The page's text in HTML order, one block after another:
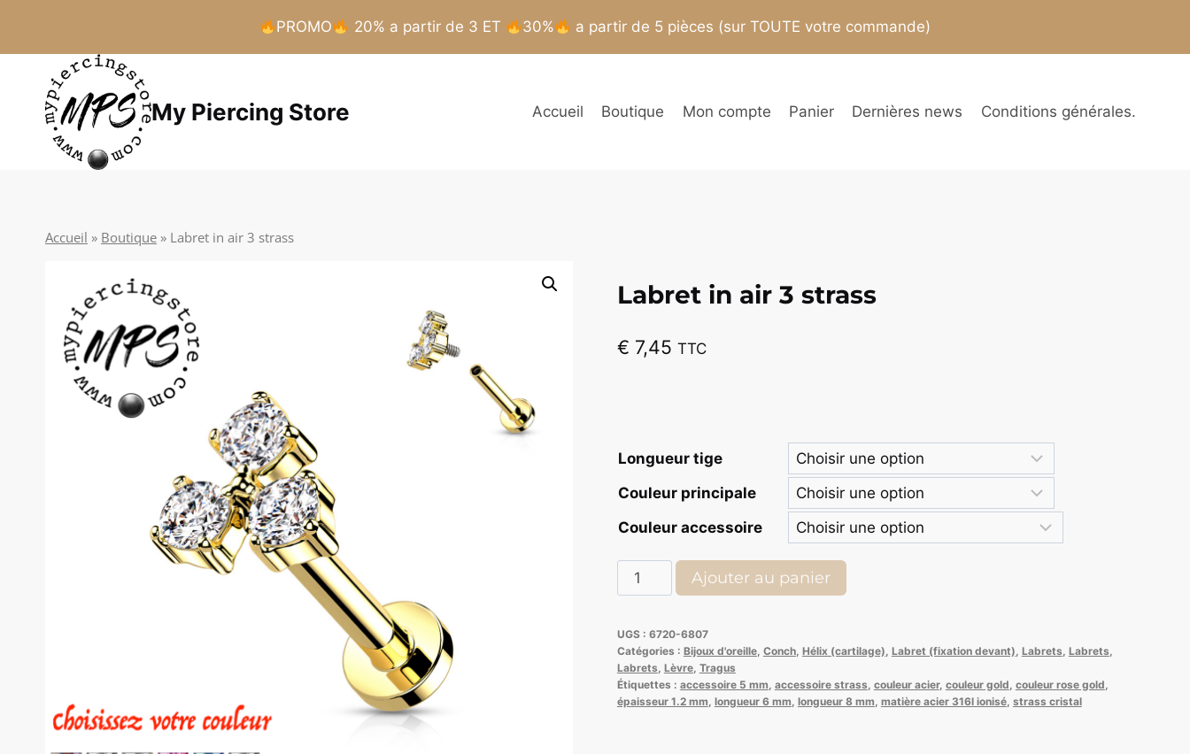
PROMO 20% a partir de 3 ET 30% a partir de 5 pièces (sur TOUTE votre commande)
contenu
My Piercing Store Accueil Boutique Mon compte Panier Dernières news Conditions générales.
Accueil » Boutique » Labret in air 3 strass
Labret in air 3 strass
€ 7,45 TTC
Longueur tige
Couleur principale
Couleur accessoire
quantité
de
in
air
3
strass
Ajouter au panier
UGS : 6720-6807
Catégories : Bijoux d'oreille, Conch, Hélix (cartilage) Labret (fixation devant) Labrets Labrets
Labrets Lèvre, Tragus
Étiquettes : accessoire 5 mm accessoire strass couleur acier, couleur gold couleur rose gold
épaisseur 1.2 mm longueur 6 mm longueur 8 mm matière acier 316l ionisé, strass cristal